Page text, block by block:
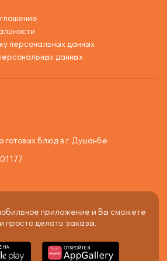
персональных данных
данных
готовых блюд в г. Душанбе
приложение и Вы сможете
просто делать заказы.